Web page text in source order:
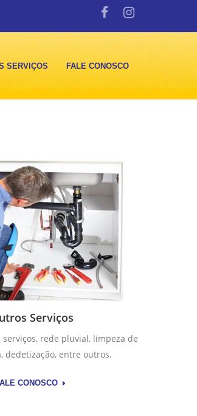
SERVIÇOS FALE CONOSCO
Serviços
serviços, rede pluvial, limpeza de
dedetização, entre outros.
CONOSCO